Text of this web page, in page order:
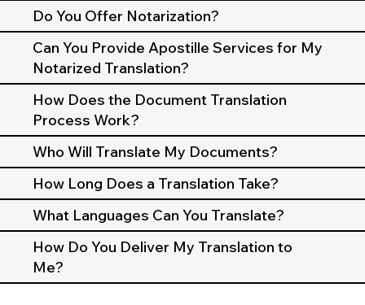
Do You Offer Notarization?
Can You Provide Apostille Services for My
Notarized Translation?
How Does the Document Translation
Process Work?
Who Will Translate My Documents?
How Long Does a Translation Take?
What Languages Can You Translate?
How Do You Deliver My Translation to
Me?